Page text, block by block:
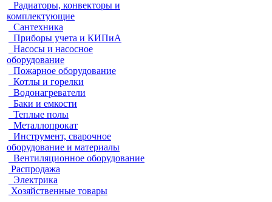
Радиаторы, конвекторы и
комплектующие
Сантехника
Приборы учета и КИПиА
Насосы и насосное
оборудование
Пожарное оборудование
Котлы и горелки
Водонагреватели
Баки и емкости
Теплые полы
Металлопрокат
Инструмент, сварочное
оборудование и материалы
Вентиляционное оборудование
Распродажа
Электрика
Хозяйственные товары